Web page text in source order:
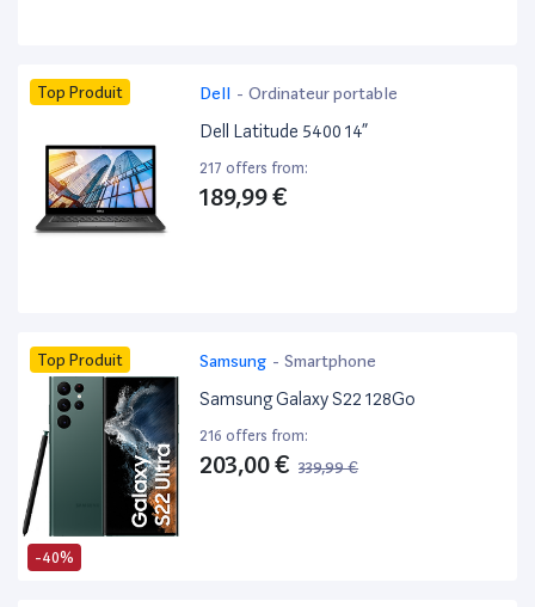
Top Produit Dell - Ordinateur portable
Dell Latitude 5400 14”
217 offers from:
189,99 €
-40%
Top Produit Samsung - Smartphone
Samsung Galaxy S22 128Go
216 offers from:
203,00 € 339,99 €